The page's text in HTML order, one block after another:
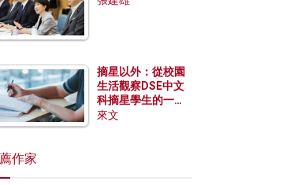
摘星以外：從校園
生活觀察DSE中文
科摘星學生的一點
特質
來文
作家